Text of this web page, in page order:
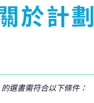
於計劃
選書需符合以下條件：